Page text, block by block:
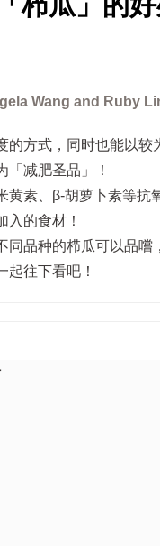
Wang and Ruby
的方式，同时也能以
「减肥圣品」！
黄素、β-胡萝卜素等
入的食材！
同品种的栉瓜可以品
起往下看吧！